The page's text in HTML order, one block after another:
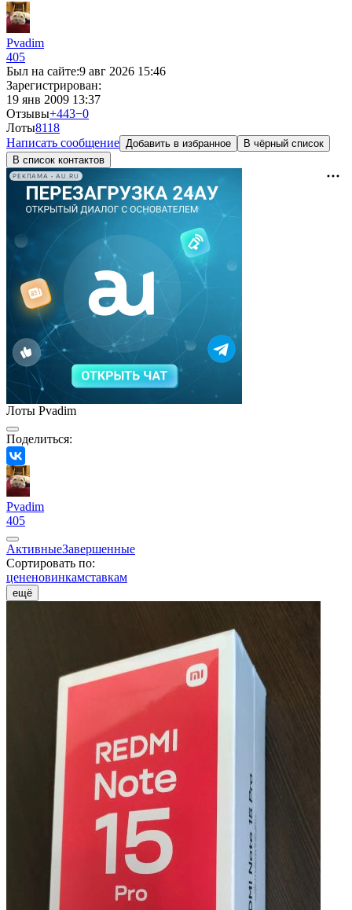
Pvadim
405
Был на сайте:9 авг 2026 15:46
Зарегистрирован:
19 янв 2009 13:37
Отзывы+443−0
Лоты8118
Написать сообщение Добавить в избранное
В чёрный список
В список контактов
РЕКЛАМА • AU.RU
Лоты Pvadim
Поделиться:
Pvadim
405
АктивныеЗавершенные
Сортировать по:
цененовинкамставкам
ещё